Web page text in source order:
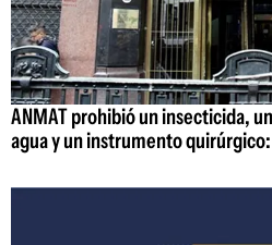
ANMAT prohibió un insecticida,
agua y un instrumento